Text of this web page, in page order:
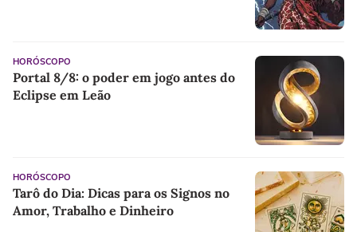
HORÓSCOPO
Portal 8/8: o poder em jogo antes do
Eclipse em Leão
HORÓSCOPO
Tarô do Dia: Dicas para os Signos no
Amor, Trabalho e Dinheiro